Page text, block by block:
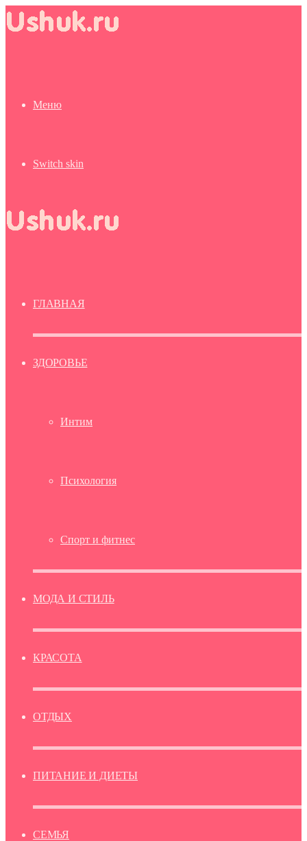
Меню
Switch skin
ГЛАВНАЯ
ЗДОРОВЬЕ
Интим
Психология
Спорт и фитнес
МОДА И СТИЛЬ
КРАСОТА
ОТДЫХ
ПИТАНИЕ И ДИЕТЫ
СЕМЬЯ